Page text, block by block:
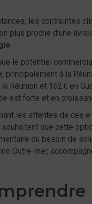
les contraintes
plus proche d’une
.
le potentiel
principalement à la
la Réunion et 162 € en
est forte et en
les attentes de ​​​​ces
souhaitent que cette
du besoin de
Outre-mer,